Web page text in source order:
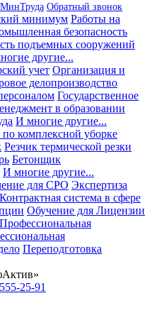
Обратный звонок
минимум Работы на
безопасность
подъемных сооружений
другие...
учет Организация и
делопроизводство
Государственное
в образовании
И многие другие...
комплексной уборке
Резчик термической резки
Бетонщик
И многие другие...
для СРО Экспертиза
Контрактная система в сфере
Обучение для Лицензии
Профессиональная
Переподготовка
25-91